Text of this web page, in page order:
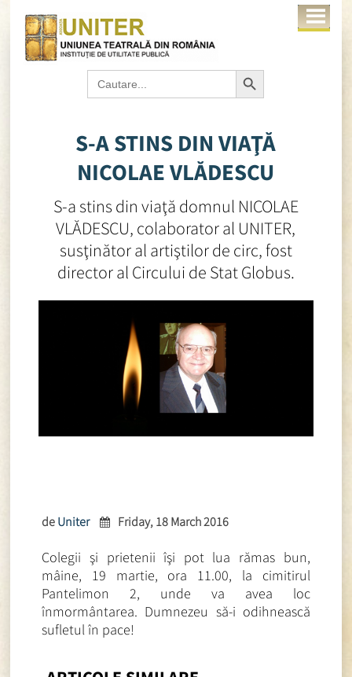
Search
for:
Search Button
S-A STINS DIN VIAŢĂ
NICOLAE VLĂDESCU
S-a stins din viaţă domnul NICOLAE
VLĂDESCU, colaborator al UNITER,
susţinător al artiştilor de circ, fost
director al Circului de Stat Globus.
de Uniter Friday, 18 March 2016
Colegii şi prietenii îşi pot lua rămas bun,
mâine, 19 martie, ora 11.00, la cimitirul
Pantelimon 2, unde va avea loc
înmormântarea. Dumnezeu să-i odihnească
sufletul în pace!